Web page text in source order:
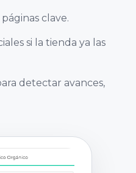
clave.
si la tienda ya las
detectar avances,